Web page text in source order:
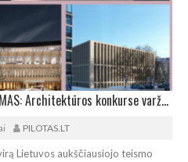
LIETUVOS AUKČIAUSIASIS TEISMAS: Architektūros konkurse varžosi 8 rekonstrukcijos vizijos
PILOTAS.LT
Lietuvos aukščiausiojo teismo